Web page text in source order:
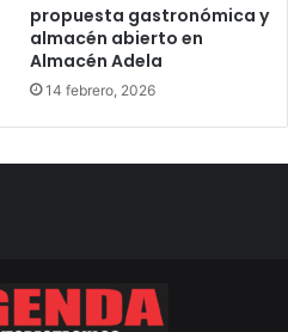
propuesta gastronómica y
almacén abierto en
Almacén Adela
14 febrero, 2026